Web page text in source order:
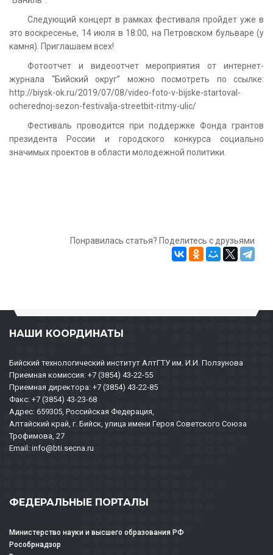
Следующий концерт в рамках фестиваля пройдет уже в
это воскресенье, 14 июля в 18:00, на Петровском бульваре (у
камня). Приглашаем всех!
Фотоотчет и видеоотчет мероприятия от интернет-
журнала “Бийский округ” можно посмотреть по ссылке:
http://biysk-ok.ru/2019/07/08/video-foto-v-bijske-startoval-
ocherednoj-sezon-festivalja-streetbit-ritmy-ulic/
Фестиваль проводится при поддержке Фонда грантов
президента России и городского конкурса социально
значимых проектов в области молодежной политики.
Понравилась статья? Поделитесь с друзьями
НАШИ КООРДИНАТЫ
Бийский технологический институт АлтГТУ им. И.И. Ползунова
Приемная комиссия: +7 (3854) 43-22-55
Приемная директора: +7 (3854) 43-22-85
Факс: +7 (3854) 43-23-68
Адрес: 659305, Российская Федерация,
Алтайский край, г. Бийск, улица имени Героя Советского Союза
Трофимова, 27
Email: info@bti.secna.ru
ФЕДЕРАЛЬНЫЕ ПОРТАЛЫ
Министерство науки и высшего образования РФ
Рособрнадзор